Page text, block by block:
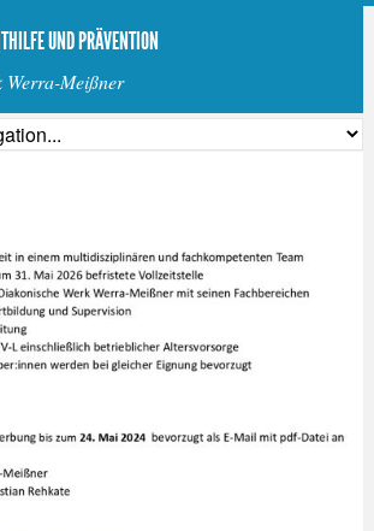
UND PRÄVENTION
Werra-Meißner